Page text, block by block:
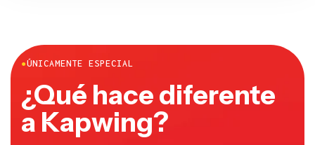
●ÚNICAMENTE ESPECIAL
¿Qué hace diferente
a Kapwing?